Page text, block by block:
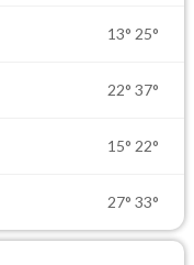
13° 25°
22° 37°
15° 22°
27° 33°